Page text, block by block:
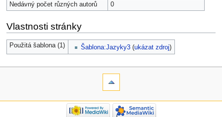
Nedávný počet různých autorů
0
Vlastnosti stránky
Použitá šablona (1) Šablona:Jazyky3 (ukázat zdroj)